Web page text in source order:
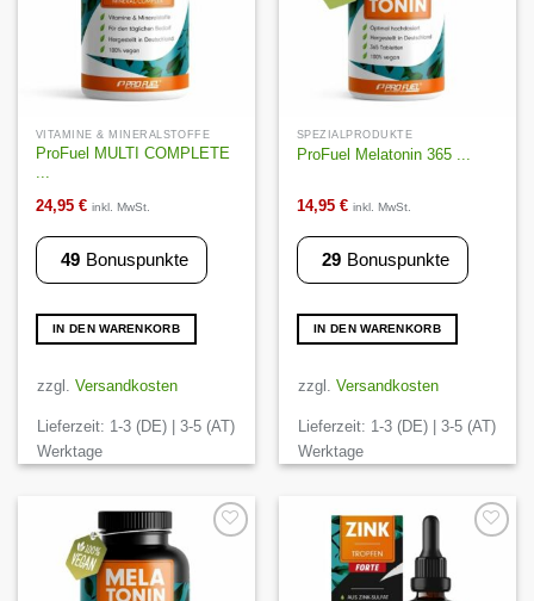
VITAMINE & MINERALSTOFFE
ProFuel MULTI COMPLETE
...
24,95 € inkl. MwSt.
49 Bonuspunkte
IN DEN WARENKORB
zzgl. Versandkosten
Lieferzeit: 1-3 (DE) | 3-5 (AT)
Werktage
SPEZIALPRODUKTE
ProFuel Melatonin 365 ...
14,95 € inkl. MwSt.
29 Bonuspunkte
IN DEN WARENKORB
zzgl. Versandkosten
Lieferzeit: 1-3 (DE) | 3-5 (AT)
Werktage
Wunschliste